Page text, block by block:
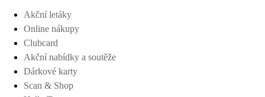
Akční letáky
Online nákupy
Clubcard
Akční nabídky a soutěže
Dárkové karty
Scan & Shop